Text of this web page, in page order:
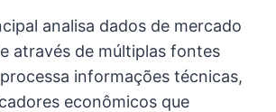
analisa dados de mercado
através de múltiplas fontes
informações técnicas,
econômicos que